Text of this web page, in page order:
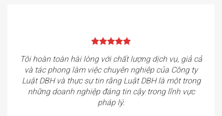
Tôi hoàn toàn hài lòng với chất lượng dịch vụ, giả cả
và tác phong làm việc chuyên nghiệp của Công ty
Luật DBH và thực sự tin rằng Luật DBH là một trong
những doanh nghiệp đáng tin cậy trong lĩnh vực
pháp lý.